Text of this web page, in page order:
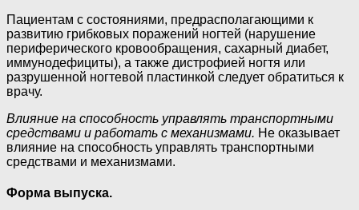
Пациентам с состояниями, предрасполагающими к
развитию грибковых поражений ногтей (нарушение
периферического кровообращения, сахарный диабет,
иммунодефициты), а также дистрофией ногтя или
разрушенной ногтевой пластинкой следует обратиться к
врачу.
Влияние на способность управлять транспортными
средствами и работать с механизмами. Не оказывает
влияние на способность управлять транспортными
средствами и механизмами.
Форма выпуска.